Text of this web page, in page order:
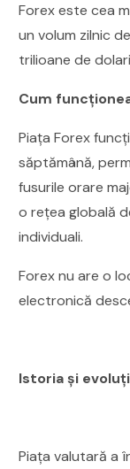
Forex este cea
un volum zilnic
trilioane de
Cum
Piața Forex
săptămână,
fusurile orare
o rețea globală
individuali.
Forex nu are o
electronică
Istoria și
Piața valutară a